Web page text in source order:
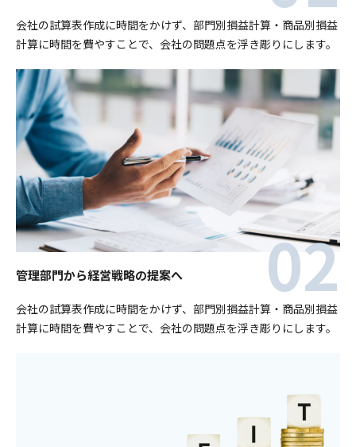
会社の試算表作成に時間をかけず、部門別損益計算・商品別損益
計算に時間を費やすことで、会社の問題点を浮き彫りにします。
管理部門から経営戦略の提案へ
会社の試算表作成に時間をかけず、部門別損益計算・商品別損益
計算に時間を費やすことで、会社の問題点を浮き彫りにします。